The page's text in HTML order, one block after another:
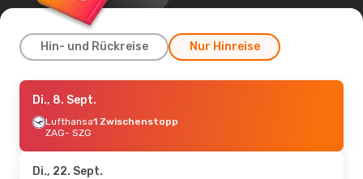
Hin- und Rückreise Nur Hinreise
Do., 17. Sept.
Lufthansa1 Zwischenstopp
ZAG- SZG
SZG- ZAG
Di., 8. Sept.
Lufthansa1 Zwischenstopp
ZAG- SZG
Di., 22. Sept.